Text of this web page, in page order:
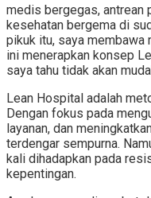
medis bergegas, antrean
kesehatan bergema di
pikuk itu, saya membawa
ini menerapkan konsep
saya tahu tidak akan
Lean Hospital adalah
Dengan fokus pada
layanan, dan
terdengar sempurna.
kali dihadapkan pada
kepentingan.